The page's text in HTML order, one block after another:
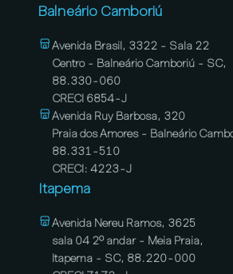
Balneário Camboriú
Avenida Brasil, 3322 - Sala 22
Centro - Balneário Camboriú - SC,
88.330-060
CRECI 6854-J
Avenida Ruy Barbosa, 320
Praia dos Amores - Balneário
88.331-510
CRECI: 4223-J
Itapema
Avenida Nereu Ramos, 3625
sala 04 2º andar - Meia Praia,
Itapema - SC, 88.220-000